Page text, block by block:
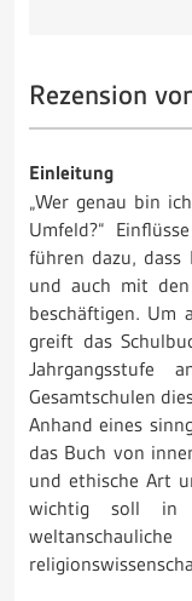
Rezension
Einleitung
„Wer genau bin
Umfeld?“
führen dazu,
und auch mit
beschäftigen. Um
greift das
Jahrgangsstufe
Gesamtschulen
Anhand eines
das Buch von
und ethische Art
wichtig soll in